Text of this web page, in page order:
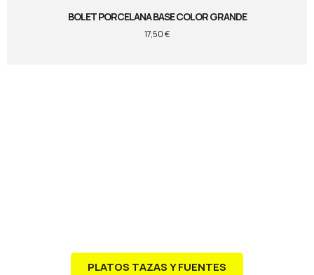
BOLET PORCELANA BASE COLOR GRANDE
17,50€
PLATOS TAZAS Y FUENTES